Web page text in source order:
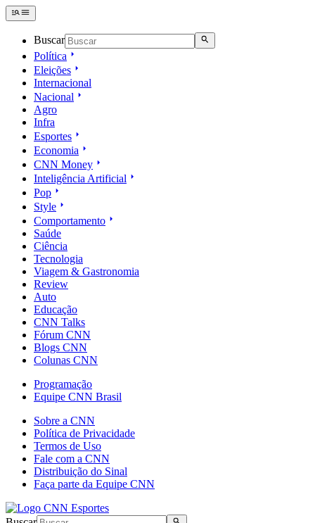
Buscar
Política
Eleições
Internacional
Nacional
Agro
Infra
Esportes
Economia
CNN Money
Inteligência Artificial
Pop
Style
Comportamento
Saúde
Ciência
Tecnologia
Viagem & Gastronomia
Review
Auto
Educação
CNN Talks
Fórum CNN
Blogs CNN
Colunas CNN
Programação
Equipe CNN Brasil
Sobre a CNN
Política de Privacidade
Termos de Uso
Fale com a CNN
Distribuição do Sinal
Faça parte da Equipe CNN